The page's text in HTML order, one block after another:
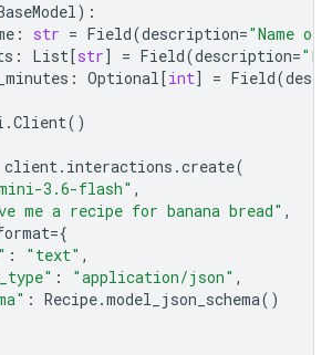
):
: str = Field(description="Name
: List[str] = Field(description=
: Optional[int] = Field(
.Client()
client. interactions .create(
3.6-flash" ,
me a recipe for banana bread" ,
={
: "text" ,
: "application/json" ,
: Recipe.model_json_schema()